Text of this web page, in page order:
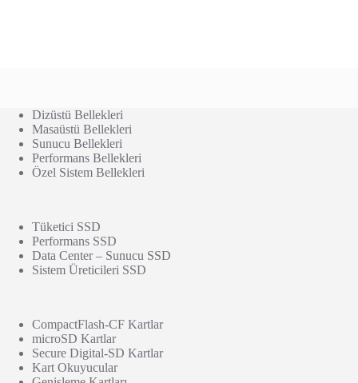
Dizüstü Bellekleri
Masaüstü Bellekleri
Sunucu Bellekleri
Performans Bellekleri
Özel Sistem Bellekleri
Tüketici SSD
Performans SSD
Data Center – Sunucu SSD
Sistem Üreticileri SSD
CompactFlash-CF Kartlar
microSD Kartlar
Secure Digital-SD Kartlar
Kart Okuyucular